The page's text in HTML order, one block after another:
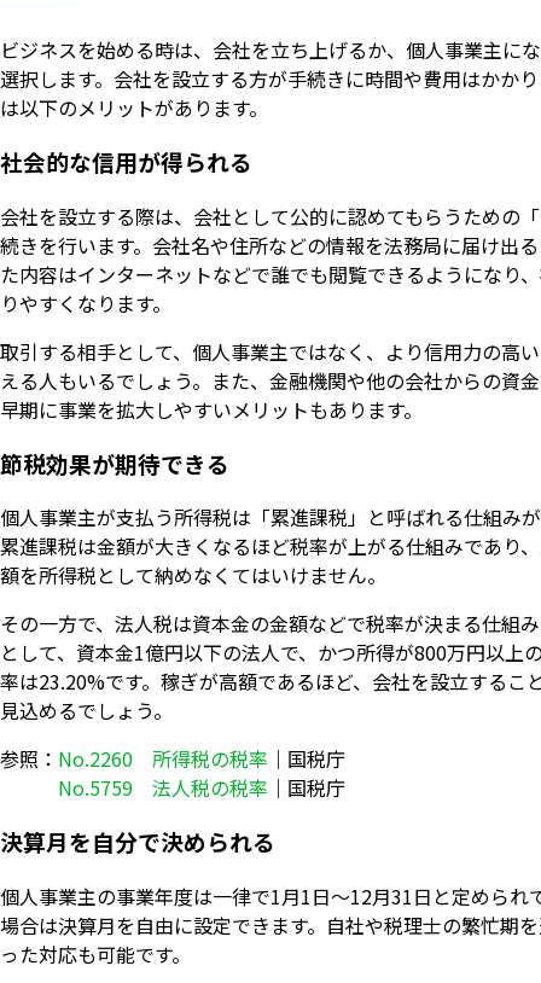
ビジネスを始める時は、会社を立ち上げるか、個人事業主に
選択します。会社を設立する方が手続きに時間や費用はかか
は以下のメリットがあります。
社会的な信用が得られる
会社を設立する際は、会社として公的に認めてもらうための
続きを行います。会社名や住所などの情報を法務局に届け出
た内容はインターネットなどで誰でも閲覧できるようになり
りやすくなります。
取引する相手として、個人事業主ではなく、より信用力の高
える人もいるでしょう。また、金融機関や他の会社からの資
早期に事業を拡大しやすいメリットもあります。
節税効果が期待できる
個人事業主が支払う所得税は「累進課税」と呼ばれる仕組み
累進課税は金額が大きくなるほど税率が上がる仕組みであり
額を所得税として納めなくてはいけません。
その一方で、法人税は資本金の金額などで税率が決まる仕組
として、資本金1億円以下の法人で、かつ所得が800万円以上
率は23.20%です。稼ぎが高額であるほど、会社を設立するこ
見込めるでしょう。
参照： No.2260 所得税の税率 ｜国税庁
No.5759 法人税の税率 ｜国税庁
決算月を自分で決められる
個人事業主の事業年度は一律で1月1日〜12月31日と定められ
場合は決算月を自由に設定できます。自社や税理士の繁忙期
った対応も可能です。